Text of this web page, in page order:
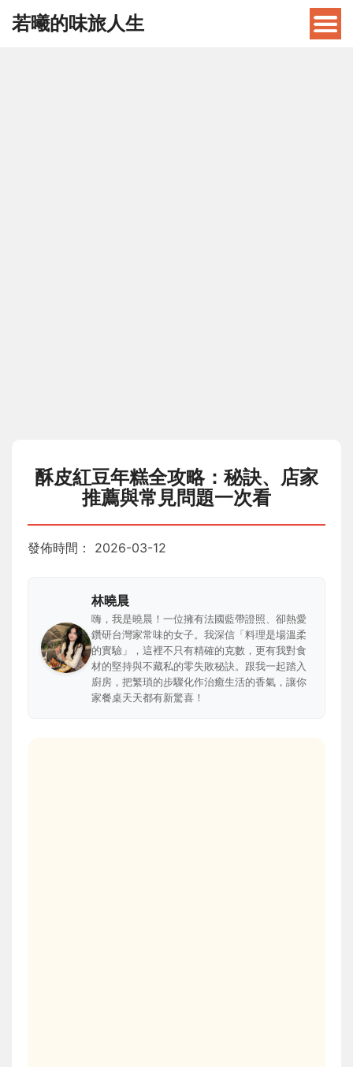
若曦的味旅人生
酥皮紅豆年糕全攻略：秘訣、店家
推薦與常見問題一次看
發佈時間： 2026-03-12
林曉晨
嗨，我是曉晨！一位擁有法國藍帶證照、卻熱愛
鑽研台灣家常味的女子。我深信「料理是場溫柔
的實驗」，這裡不只有精確的克數，更有我對食
材的堅持與不藏私的零失敗秘訣。跟我一起踏入
廚房，把繁瑣的步驟化作治癒生活的香氣，讓你
家餐桌天天都有新驚喜！